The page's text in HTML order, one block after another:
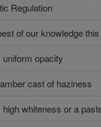
Regulation
of our knowledge
uniform opacity
cast of haziness
high whiteness or a